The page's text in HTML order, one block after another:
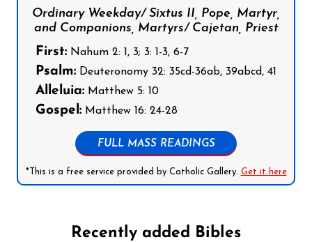
Ordinary Weekday/ Sixtus II, Pope, Martyr,
and Companions, Martyrs/ Cajetan, Priest
First: Nahum 2: 1, 3; 3: 1-3, 6-7
Psalm: Deuteronomy 32: 35cd-36ab, 39abcd, 41
Alleluia: Matthew 5: 10
Gospel: Matthew 16: 24-28
FULL MASS READINGS
*This is a free service provided by Catholic Gallery. Get it here
Recently added Bibles